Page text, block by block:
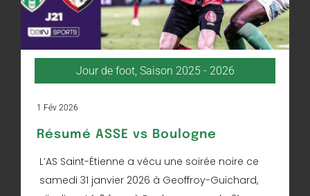
Jour de foot, Saison 2025 - 2026
1 Fév 2026
Résumé ASSE vs Boulogne
L’AS Saint-Étienne a vécu une soirée noire ce
samedi 31 janvier 2026 à Geoffroy-Guichard,